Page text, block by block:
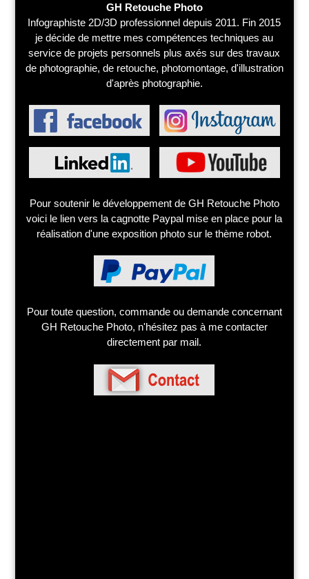
GH Retouche Photo
Infographiste 2D/3D professionnel depuis 2011. Fin 2015
je décide de mettre mes compétences techniques au
service de projets personnels plus axés sur des travaux
de photographie, de retouche, photomontage, d'illustration
d'après photographie.
Pour soutenir le développement de GH Retouche Photo
voici le lien vers la cagnotte Paypal mise en place pour la
réalisation d'une exposition photo sur le thème robot.
Pour toute question, commande ou demande concernant
GH Retouche Photo, n'hésitez pas à me contacter
directement par mail.